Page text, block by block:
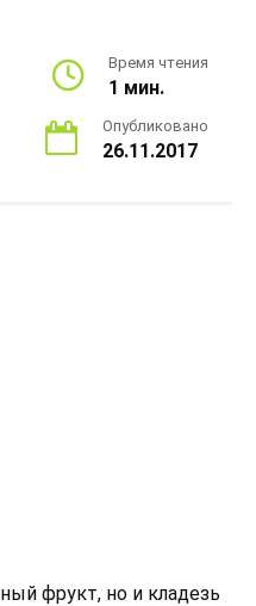
Время чтения
1 мин.
Опубликовано
26.11.2017
фрукт, но и кладезь